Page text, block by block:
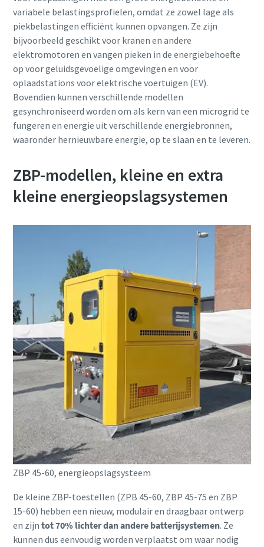
variabele belastingsprofielen, omdat ze zowel lage als
piekbelastingen efficiënt kunnen opvangen. Ze zijn
bijvoorbeeld geschikt voor kranen en andere
elektromotoren en vangen pieken in de energiebehoefte
op voor geluidsgevoelige omgevingen en voor
oplaadstations voor elektrische voertuigen (EV).
Bovendien kunnen verschillende modellen
gesynchroniseerd worden om als kern van een microgrid te
fungeren en energie uit verschillende energiebronnen,
waaronder hernieuwbare energie, op te slaan en te leveren.
ZBP-modellen, kleine en extra
kleine energieopslagsystemen
ZBP 45-60, energieopslagsysteem
De kleine ZBP-toestellen (ZPB 45-60, ZBP 45-75 en ZBP
15-60) hebben een nieuw, modulair en draagbaar ontwerp
en zijn tot 70% lichter dan andere batterijsystemen. Ze
kunnen dus eenvoudig worden verplaatst om waar nodig